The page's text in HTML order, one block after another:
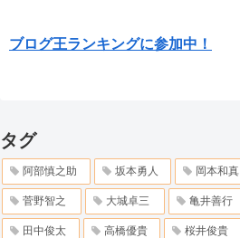
ブログ王ランキングに参加中！
タグ
阿部慎之助 坂本勇人 岡本和真
菅野智之 大城卓三 亀井善行
田中俊太 高橋優貴 桜井俊貴